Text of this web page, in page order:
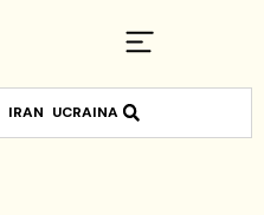
IRAN UCRAINA